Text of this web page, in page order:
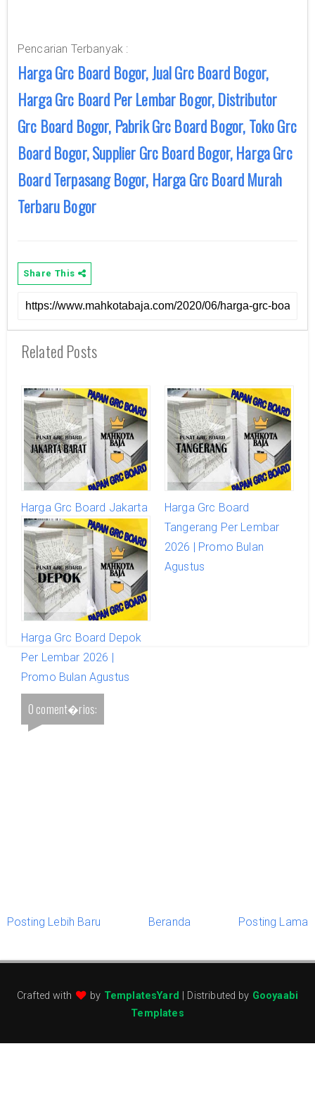
Pencarian Terbanyak :
Harga Grc Board Bogor, Jual Grc Board Bogor,
Harga Grc Board Per Lembar Bogor, Distributor
Grc Board Bogor, Pabrik Grc Board Bogor, Toko Grc
Board Bogor, Supplier Grc Board Bogor, Harga Grc
Board Terpasang Bogor, Harga Grc Board Murah
Terbaru Bogor
Share This
Related Posts
Harga Grc Board Jakarta
Barat Per Lembar 2026 |
Promo Bulan Agustus
Harga Grc Board
Tangerang Per Lembar
2026 | Promo Bulan
Agustus
Harga Grc Board Depok
Per Lembar 2026 |
Promo Bulan Agustus
0 coment�rios:
Posting Lebih Baru Beranda Posting Lama
Crafted with by TemplatesYard | Distributed by Gooyaabi
Templates